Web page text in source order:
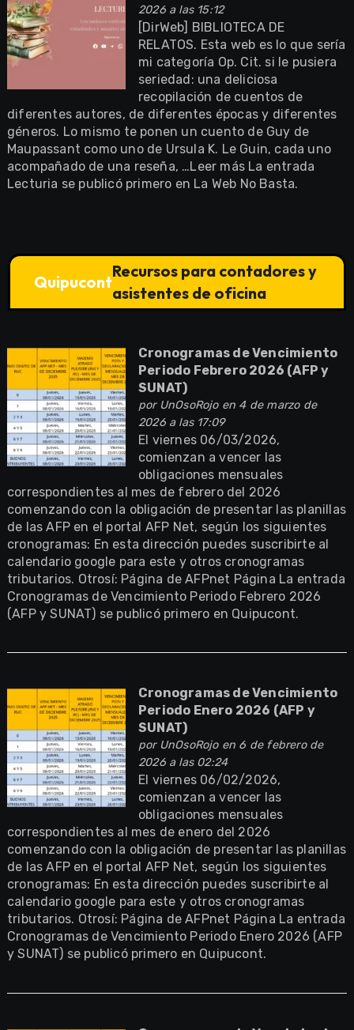
2026 a las 15:12
[DirWeb] BIBLIOTECA DE
RELATOS. Esta web es lo que sería
mi categoría Op. Cit. si le pusiera
seriedad: una deliciosa
recopilación de cuentos de
diferentes autores, de diferentes épocas y diferentes
géneros. Lo mismo te ponen un cuento de Guy de
Maupassant como uno de Ursula K. Le Guin, cada uno
acompañado de una reseña, …Leer más La entrada
Lecturia se publicó primero en La Web No Basta.
Quipucont
Recursos para contadores y
asistentes de oficina
Cronogramas de Vencimiento
Periodo Febrero 2026 (AFP y
SUNAT)
por UnOsoRojoen 4 de marzo de
2026 a las 17:09
El viernes 06/03/2026,
comienzan a vencer las
obligaciones mensuales
correspondientes al mes de febrero del 2026
comenzando con la obligación de presentar las planillas
de las AFP en el portal AFP Net, según los siguientes
cronogramas: En esta dirección puedes suscribirte al
calendario google para este y otros cronogramas
tributarios. Otrosí: Página de AFPnet Página La entrada
Cronogramas de Vencimiento Periodo Febrero 2026
(AFP y SUNAT) se publicó primero en Quipucont.
Cronogramas de Vencimiento
Periodo Enero 2026 (AFP y
SUNAT)
por UnOsoRojoen 6 de febrero de
2026 a las 02:24
El viernes 06/02/2026,
comienzan a vencer las
obligaciones mensuales
correspondientes al mes de enero del 2026
comenzando con la obligación de presentar las planillas
de las AFP en el portal AFP Net, según los siguientes
cronogramas: En esta dirección puedes suscribirte al
calendario google para este y otros cronogramas
tributarios. Otrosí: Página de AFPnet Página La entrada
Cronogramas de Vencimiento Periodo Enero 2026 (AFP
y SUNAT) se publicó primero en Quipucont.